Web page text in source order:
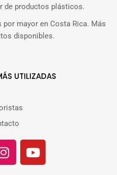
de productos plásticos.
mayor en Costa Rica. Más
disponibles.
UTILIZADAS